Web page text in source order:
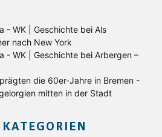
- WK | Geschichte bei Als
nach New York
- WK | Geschichte bei Arbergen –
die 60er-Jahre in Bremen -
mitten in der Stadt